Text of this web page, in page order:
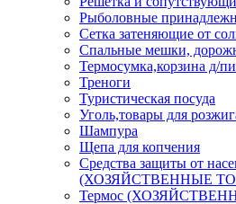
Рыболовные
Сетка затеняющие от
Спальные мешки,
Термосумка,корзина д/
Треноги
Туристическая посуда
Уголь,товары для
Шампура
Щепа для копчения
Средства защиты от
(ХОЗЯЙСТВЕННЫЕ
Термос